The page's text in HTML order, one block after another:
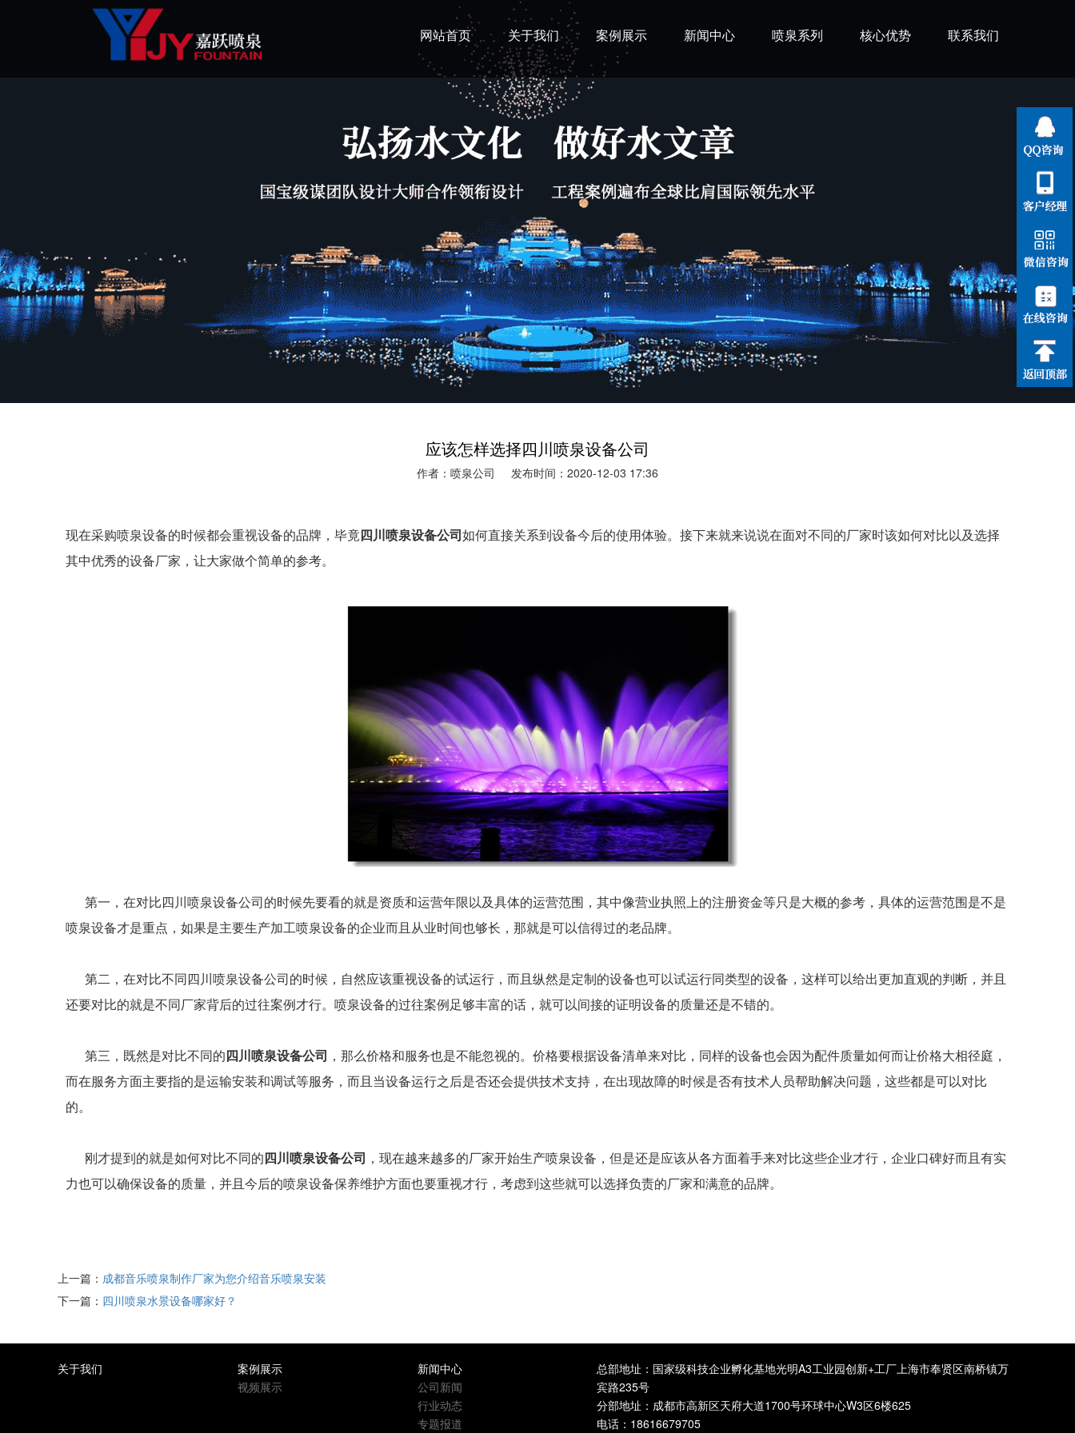
网站首页 关于我们 案例展示 新闻中心 喷泉系列 核心优势 联系我们
应该怎样选择四川喷泉设备公司
作者：喷泉公司 发布时间：2020-12-03 17:36
现在采购喷泉设备的时候都会重视设备的品牌，毕竟四川喷泉设备公司如何直接关系到设备今后的使用体验。接下来就来说说在面对不同的厂家时该如何对比以及选择
其中优秀的设备厂家，让大家做个简单的参考。
第一，在对比四川喷泉设备公司的时候先要看的就是资质和运营年限以及具体的运营范围，其中像营业执照上的注册资金等只是大概的参考，具体的运营范围是不是
喷泉设备才是重点，如果是主要生产加工喷泉设备的企业而且从业时间也够长，那就是可以信得过的老品牌。
第二，在对比不同四川喷泉设备公司的时候，自然应该重视设备的试运行，而且纵然是定制的设备也可以试运行同类型的设备，这样可以给出更加直观的判断，并且
还要对比的就是不同厂家背后的过往案例才行。喷泉设备的过往案例足够丰富的话，就可以间接的证明设备的质量还是不错的。
第三，既然是对比不同的四川喷泉设备公司 ，那么价格和服务也是不能忽视的。价格要根据设备清单来对比，同样的设备也会因为配件质量如何而让价格大相径庭，
而在服务方面主要指的是运输安装和调试等服务，而且当设备运行之后是否还会提供技术支持，在出现故障的时候是否有技术人员帮助解决问题，这些都是可以对比
的。
刚才提到的就是如何对比不同的四川喷泉设备公司 ，现在越来越多的厂家开始生产喷泉设备，但是还是应该从各方面着手来对比这些企业才行，企业口碑好而且有实
力也可以确保设备的质量，并且今后的喷泉设备保养维护方面也要重视才行，考虑到这些就可以选择负责的厂家和满意的品牌。
上一篇： 成都音乐喷泉制作厂家为您介绍音乐喷泉安装
下一篇： 四川喷泉水景设备哪家好？
关于我们
案例展示
视频展示
新闻中心
公司新闻
行业动态
专题报道
总部地址：国家级科技企业孵化基地光明A3工业园创新+工厂上海市奉贤区南桥镇万
宾路235号
分部地址：成都市高新区天府大道1700号环球中心W3区6楼625
电话：18616679705